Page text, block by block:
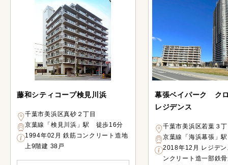
藤和シティコープ検見川浜
千葉市美浜区真砂２丁目
京葉線「検見川浜」駅 徒歩16分
1994年02月 鉄筋コンクリート造地
上9階建 38戸
幕張ベイパーク ク
レジデンス
千葉市美浜区若葉３
京葉線「海浜幕張」
2018年12月 レジデ
ンクリート造一部鉄